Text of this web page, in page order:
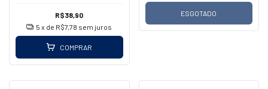
R$38,90
5 x de R$7,78 sem juros
COMPRAR
ESGOTADO